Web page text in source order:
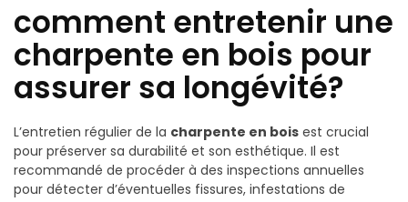
comment entretenir une
charpente en bois pour
assurer sa longévité?
L’entretien régulier de la charpente en bois est crucial
pour préserver sa durabilité et son esthétique. Il est
recommandé de procéder à des inspections annuelles
pour détecter d’éventuelles fissures, infestations de